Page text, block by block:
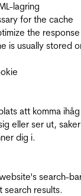
lagring
for the cache
the
is usually stored
att komma ihåg
eller ser ut,
dig i.
search-
search results.